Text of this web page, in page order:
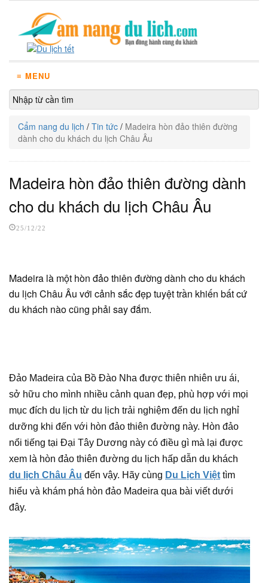
≡ MENU
Cẩm nang du lịch / Tin tức / Madeira hòn đảo thiên đường
dành cho du khách du lịch Châu Âu
Madeira hòn đảo thiên đường dành
cho du khách du lịch Châu Âu
25/12/22
Madeira là một hòn đảo thiên đường dành cho du khách
du lịch Châu Âu với cảnh sắc đẹp tuyệt trần khiến bất cứ
du khách nào cũng phải say đắm.
Đảo Madeira của Bồ Đào Nha được thiên nhiên ưu ái,
sở hữu cho mình nhiều cảnh quan đẹp, phù hợp với mọi
mục đích du lịch từ du lịch trải nghiệm đến du lịch nghỉ
dưỡng khi đến với hòn đảo thiên đường này. Hòn đảo
nổi tiếng tại Đại Tây Dương này có điều gì mà lại được
xem là hòn đảo thiên đường du lịch hấp dẫn du khách
du lịch Châu Âu đến vậy. Hãy cùng Du Lịch Việt tìm
hiểu và khám phá hòn đảo Madeira qua bài viết dưới
đây.